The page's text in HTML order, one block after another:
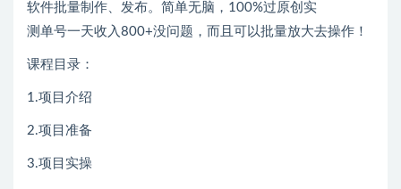
软件批量制作、发布。简单无脑，100%过原创实
测单号一天收入800+没问题，而且可以批量放大去操作！
课程目录：
1.项目介绍
2.项目准备
3.项目实操